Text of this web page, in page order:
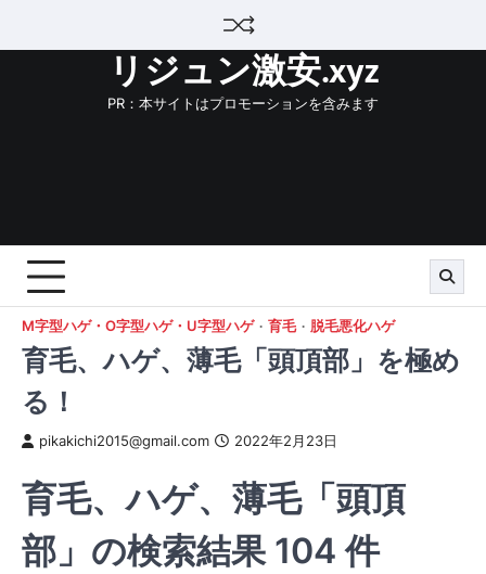
リジュン激安.xyz
PR：本サイトはプロモーションを含みます
M字型ハゲ・O字型ハゲ・U字型ハゲ 育毛 脱毛悪化ハゲ
育毛、ハゲ、薄毛「頭頂部」を極め
る！
pikakichi2015@gmail.com 2022年2月23日
育毛、ハゲ、薄毛「頭頂
部」の検索結果 104 件